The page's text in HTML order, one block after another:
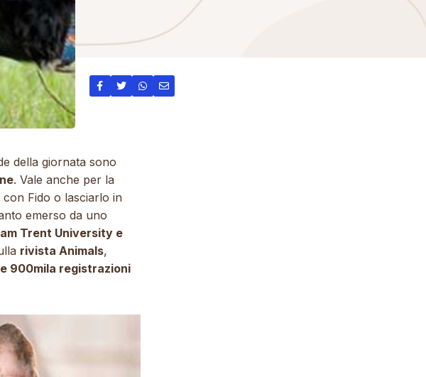
della giornata sono
. Vale anche per la
Fido o lasciarlo in
emerso da uno
Trent University e
rivista Animals,
900mila registrazioni